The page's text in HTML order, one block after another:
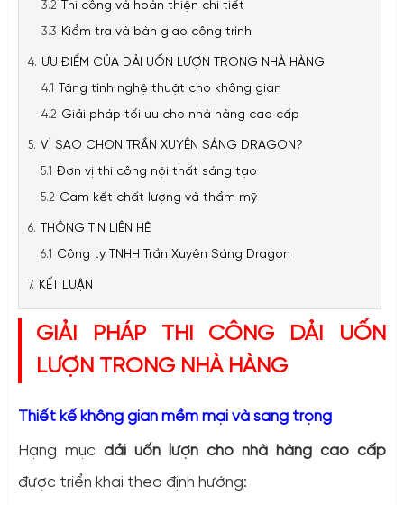
Thi công và hoàn thiện chi tiết
Kiểm tra và bàn giao công trình
ƯU ĐIỂM CỦA DẢI UỐN LƯỢN TRONG NHÀ HÀNG
Tăng tính nghệ thuật cho không gian
Giải pháp tối ưu cho nhà hàng cao cấp
VÌ SAO CHỌN TRẦN XUYÊN SÁNG DRAGON?
Đơn vị thi công nội thất sáng tạo
Cam kết chất lượng và thẩm mỹ
THÔNG TIN LIÊN HỆ
Công ty TNHH Trần Xuyên Sáng Dragon
KẾT LUẬN
GIẢI PHÁP THI CÔNG DẢI UỐN
LƯỢN TRONG NHÀ HÀNG
Thiết kế không gian mềm mại và sang trọng
Hạng mục dải uốn lượn cho nhà hàng cao cấp
được triển khai theo định hướng: